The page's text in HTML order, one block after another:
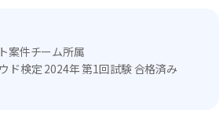
案件チーム所属
ド検定 2024年 第1回試験 合格済み